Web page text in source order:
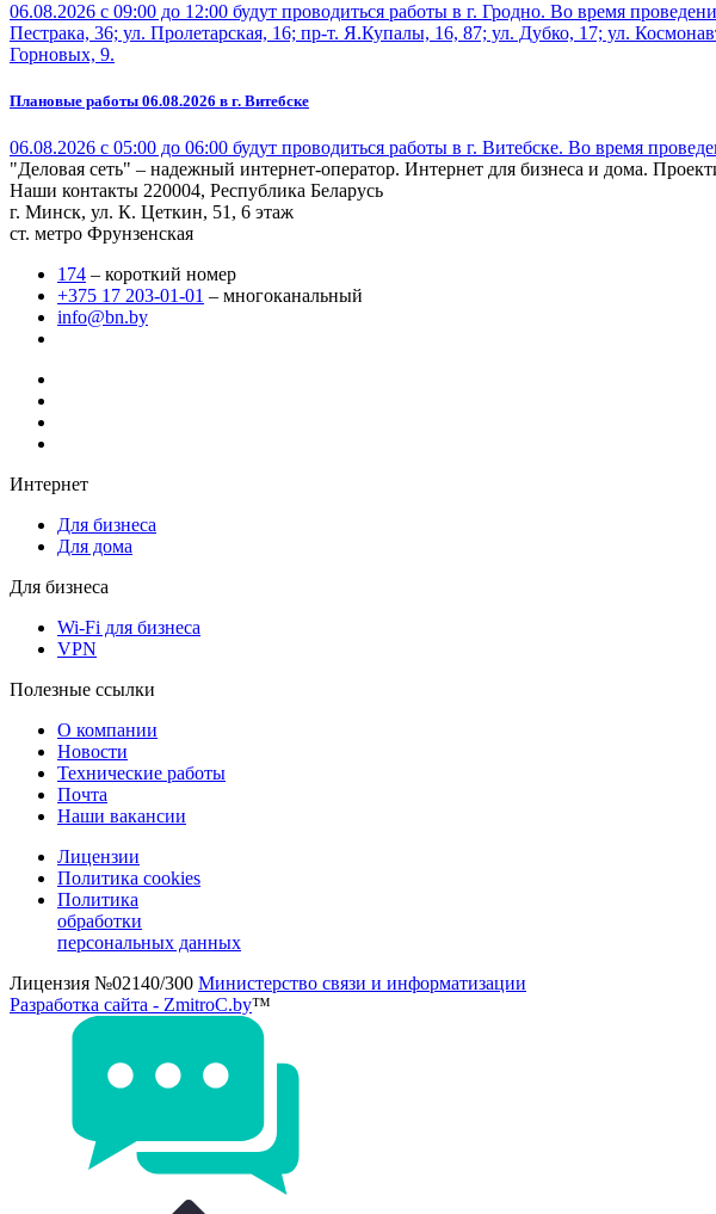
06.08.2026 с 09:00 до 12:00 будут проводиться работы в г. Гродно. Во время
Пестрака, 36; ул. Пролетарская, 16; пр-т. Я.Купалы, 16, 87; ул. Дубко, 17; ул.
Горновых, 9.
Плановые работы 06.08.2026 в г. Витебске
06.08.2026 с 05:00 до 06:00 будут проводиться работы в г. Витебске. Во время
"Деловая сеть" – надежный интернет-оператор. Интернет для бизнеса и дома.
Наши контакты 220004, Республика Беларусь
г. Минск, ул. К. Цеткин, 51, 6 этаж
ст. метро Фрунзенская
174 – короткий номер
+375 17 203-01-01 – многоканальный
info@bn.by
Интернет
Для бизнеса
Для дома
Для бизнеса
Wi-Fi для бизнеса
VPN
Полезные ссылки
О компании
Новости
Технические работы
Почта
Наши вакансии
Лицензии
Политика cookies
Политика
обработки
персональных данных
Лицензия №02140/300 Министерство связи и информатизации
Разработка сайта - ZmitroC.by™